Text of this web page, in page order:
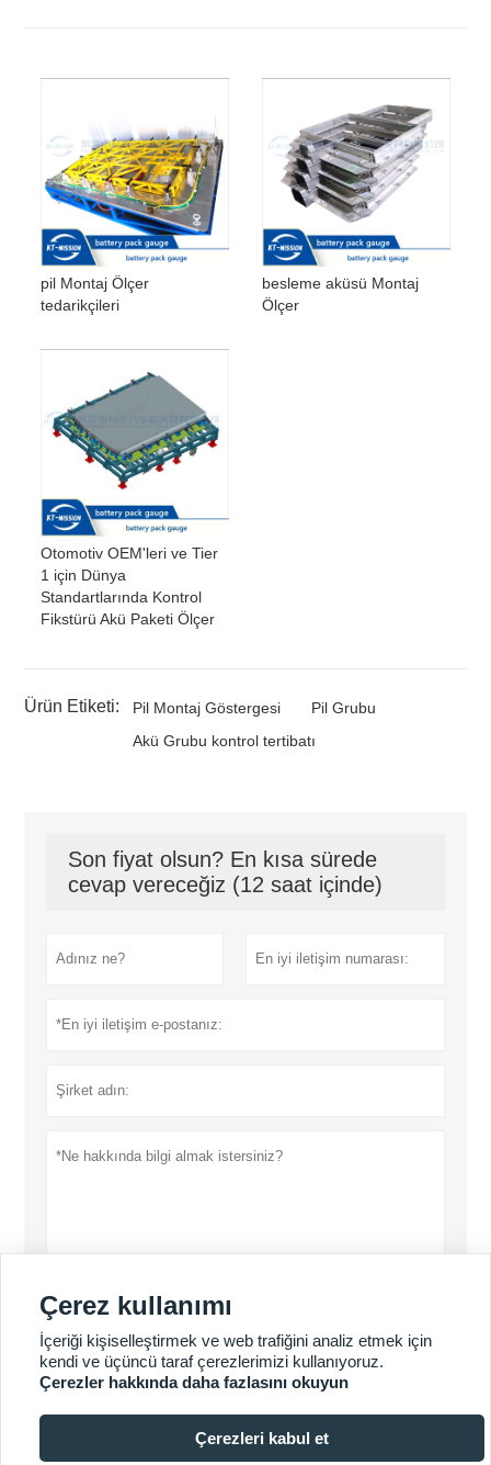
pil Montaj Ölçer
tedarikçileri
besleme aküsü Montaj
Ölçer
Otomotiv OEM'leri ve Tier
1 için Dünya
Standartlarında Kontrol
Fikstürü Akü Paketi Ölçer
Ürün Etiketi: Pil Montaj Göstergesi
Pil Grubu
Akü Grubu kontrol tertibatı
Son fiyat olsun? En kısa sürede
cevap vereceğiz (12 saat içinde)
Gönder Gizlilik Politikası
Çerez kullanımı
İçeriği kişiselleştirmek ve web trafiğini analiz etmek için
kendi ve üçüncü taraf çerezlerimizi kullanıyoruz.
Çerezler hakkında daha fazlasını okuyun
Çerezleri kabul et